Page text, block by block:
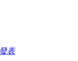
表